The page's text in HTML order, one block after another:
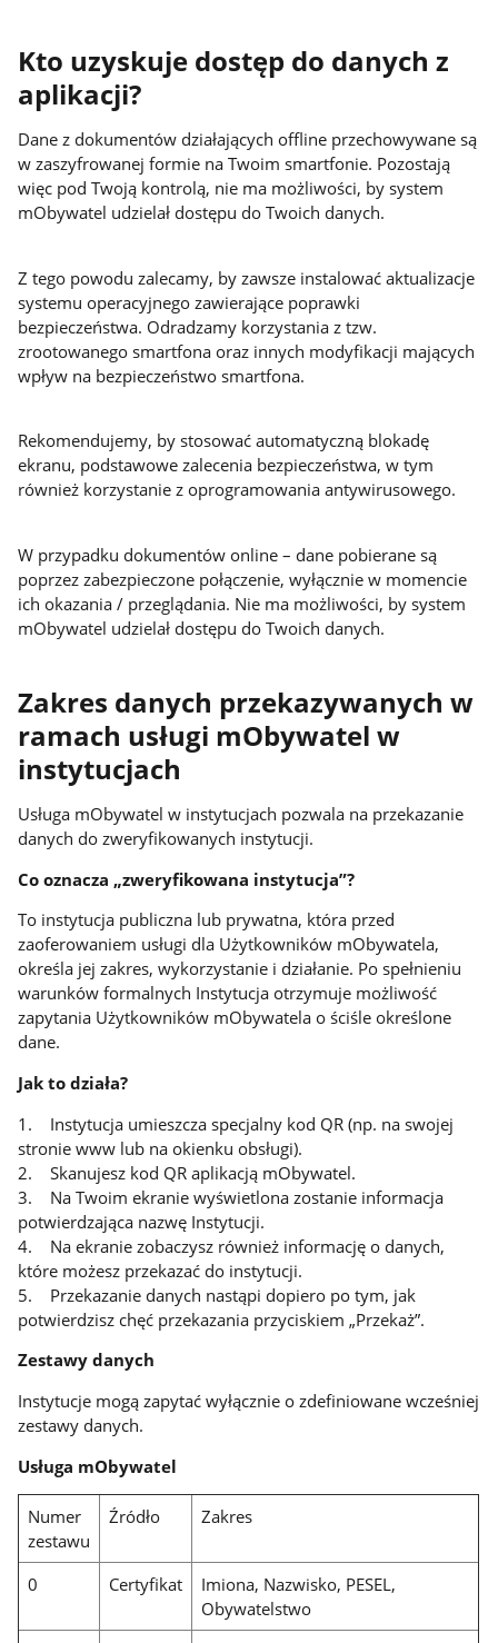
Kto uzyskuje dostęp do danych z
aplikacji?
Dane z dokumentów działających offline przechowywane są
w zaszyfrowanej formie na Twoim smartfonie. Pozostają
więc pod Twoją kontrolą, nie ma możliwości, by system
mObywatel udzielał dostępu do Twoich danych.
Z tego powodu zalecamy, by zawsze instalować aktualizacje
systemu operacyjnego zawierające poprawki
bezpieczeństwa. Odradzamy korzystania z tzw.
zrootowanego smartfona oraz innych modyfikacji mających
wpływ na bezpieczeństwo smartfona.
Rekomendujemy, by stosować automatyczną blokadę
ekranu, podstawowe zalecenia bezpieczeństwa, w tym
również korzystanie z oprogramowania antywirusowego.
W przypadku dokumentów online – dane pobierane są
poprzez zabezpieczone połączenie, wyłącznie w momencie
ich okazania / przeglądania. Nie ma możliwości, by system
mObywatel udzielał dostępu do Twoich danych.
Zakres danych przekazywanych w
ramach usługi mObywatel w
instytucjach
Usługa mObywatel w instytucjach pozwala na przekazanie
danych do zweryfikowanych instytucji.
Co oznacza „zweryfikowana instytucja”?
To instytucja publiczna lub prywatna, która przed
zaoferowaniem usługi dla Użytkowników mObywatela,
określa jej zakres, wykorzystanie i działanie. Po spełnieniu
warunków formalnych Instytucja otrzymuje możliwość
zapytania Użytkowników mObywatela o ściśle określone
dane.
Jak to działa?
1. Instytucja umieszcza specjalny kod QR (np. na swojej
stronie www lub na okienku obsługi).
2. Skanujesz kod QR aplikacją mObywatel.
3. Na Twoim ekranie wyświetlona zostanie informacja
potwierdzająca nazwę Instytucji.
4. Na ekranie zobaczysz również informację o danych,
które możesz przekazać do instytucji.
5. Przekazanie danych nastąpi dopiero po tym, jak
potwierdzisz chęć przekazania przyciskiem „Przekaż”.
Zestawy danych
Instytucje mogą zapytać wyłącznie o zdefiniowane wcześniej
zestawy danych.
Usługa mObywatel
Numer
zestawu
Źródło Zakres
0 Certyfikat
Imiona, Nazwisko, PESEL,
Obywatelstwo